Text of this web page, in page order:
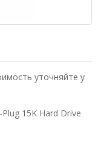
уточняйте у
15K Hard Drive